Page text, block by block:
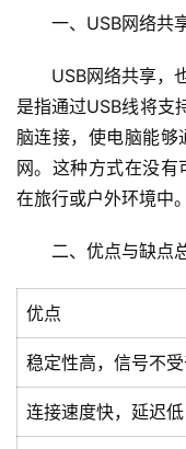
一、USB网络共
USB网络共享，
是指通过USB线将支
脑连接，使电脑能
网。这种方式在没
在旅行或户外环境中。
二、优点与缺点
优点
稳定性高，信号不
连接速度快，延迟低